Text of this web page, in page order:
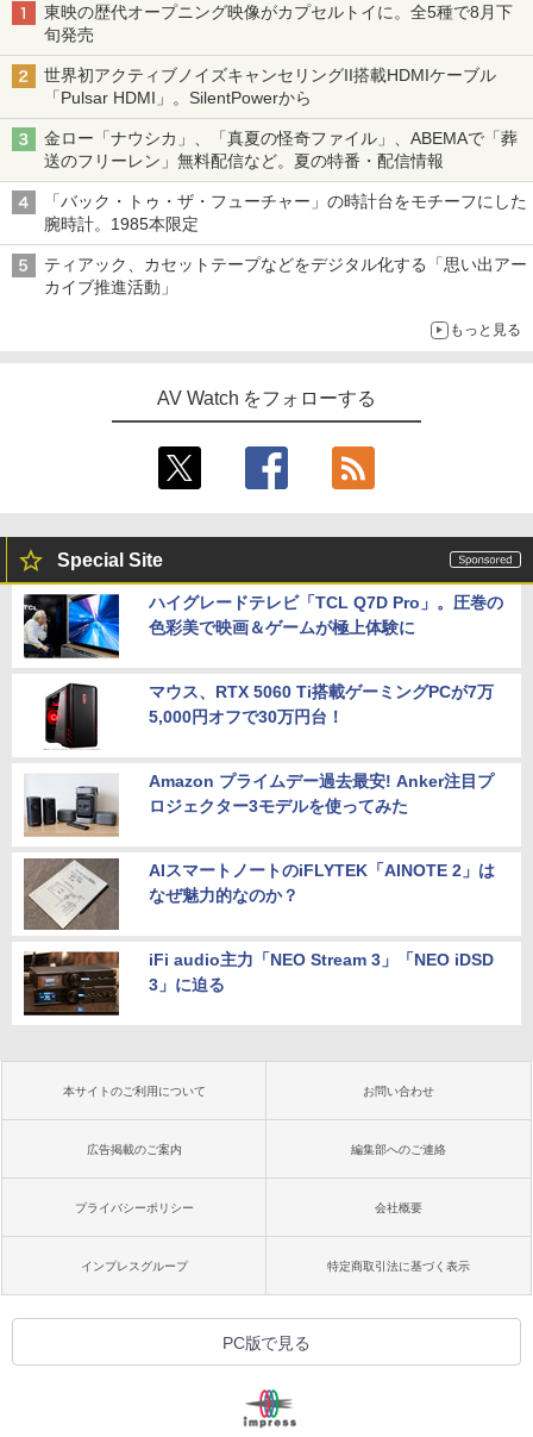
東映の歴代オープニング映像がカプセルトイに。全5種で8月下
旬発売
世界初アクティブノイズキャンセリングII搭載HDMIケーブル
「Pulsar HDMI」。SilentPowerから
金ロー「ナウシカ」、「真夏の怪奇ファイル」、ABEMAで「葬
送のフリーレン」無料配信など。夏の特番・配信情報
「バック・トゥ・ザ・フューチャー」の時計台をモチーフにした
腕時計。1985本限定
ティアック、カセットテープなどをデジタル化する「思い出アー
カイブ推進活動」
もっと見る
AV Watch をフォローする
Special Site
ハイグレードテレビ「TCL Q7D Pro」。圧巻の
色彩美で映画＆ゲームが極上体験に
マウス、RTX 5060 Ti搭載ゲーミングPCが7万
5,000円オフで30万円台！
Amazon プライムデー過去最安! Anker注目プ
ロジェクター3モデルを使ってみた
AIスマートノートのiFLYTEK「AINOTE 2」は
なぜ魅力的なのか？
iFi audio主力「NEO Stream 3」「NEO iDSD
3」に迫る
本サイトのご利用について お問い合わせ
広告掲載のご案内 編集部へのご連絡
プライバシーポリシー 会社概要
インプレスグループ 特定商取引法に基づく表示
PC版で見る